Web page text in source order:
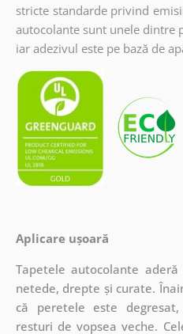
stricte standarde privind
autocolante sunt unele dintre
iar adezivul este pe bază de
Aplicare ușoară
Tapetele autocolante
netede, drepte și curate.
că peretele este
resturi de vopsea veche.